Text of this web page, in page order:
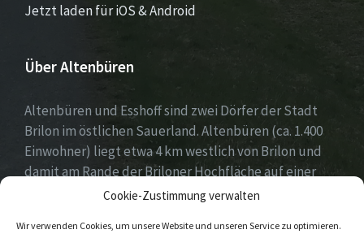
Cookie-Zustimmung verwalten
Wir verwenden Cookies, um unsere Website und unseren Service zu optimieren.
Jetzt laden für iOS & Android
Über Altenbüren
Altenbüren und Esshoff sind zwei Dörfer der Stadt
Brilon im östlichen Sauerland. Altenbüren (ca. 1.400
Einwohner) liegt etwa 4 km westlich von Brilon und
damit am Rande der Briloner Hochfläche auf einer
Höhe von etwa 464 m ü. NN. Esshoff (ca. 80 Einwohner)